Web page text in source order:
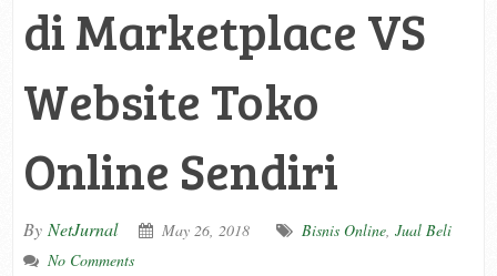
di Marketplace VS
Website Toko
Online Sendiri
By NetJurnal May 26, 2018 Bisnis Online, Jual Beli
No Comments